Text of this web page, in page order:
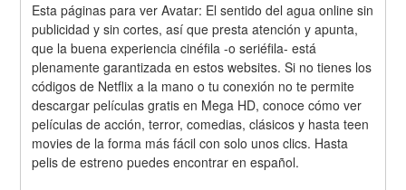
Esta páginas para ver Avatar: El sentido del agua online sin
publicidad y sin cortes, así que presta atención y apunta,
que la buena experiencia cinéfila -o seriéfila- está
plenamente garantizada en estos websites. Si no tienes los
códigos de Netflix a la mano o tu conexión no te permite
descargar películas gratis en Mega HD, conoce cómo ver
películas de acción, terror, comedias, clásicos y hasta teen
movies de la forma más fácil con solo unos clics. Hasta
pelis de estreno puedes encontrar en español.